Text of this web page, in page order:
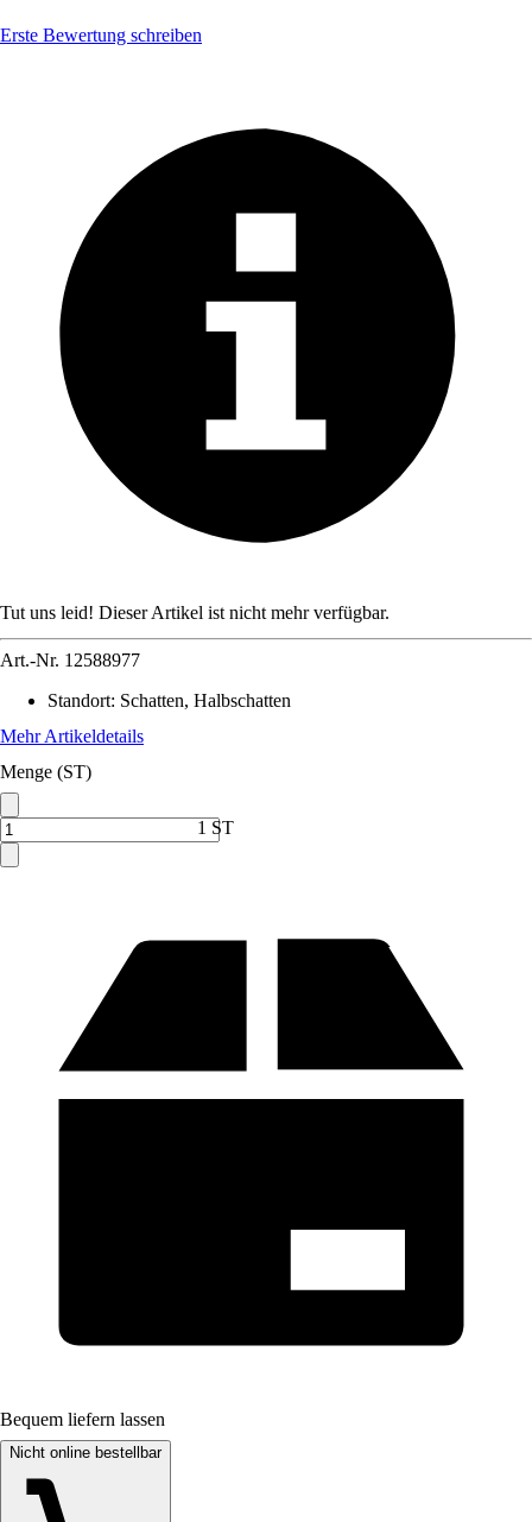
Erste Bewertung schreiben
Tut uns leid! Dieser Artikel ist nicht mehr verfügbar.
Art.-Nr. 12588977
Standort: Schatten, Halbschatten
Mehr Artikeldetails
Menge (ST)
1 ST
Bequem liefern lassen
Nicht online bestellbar